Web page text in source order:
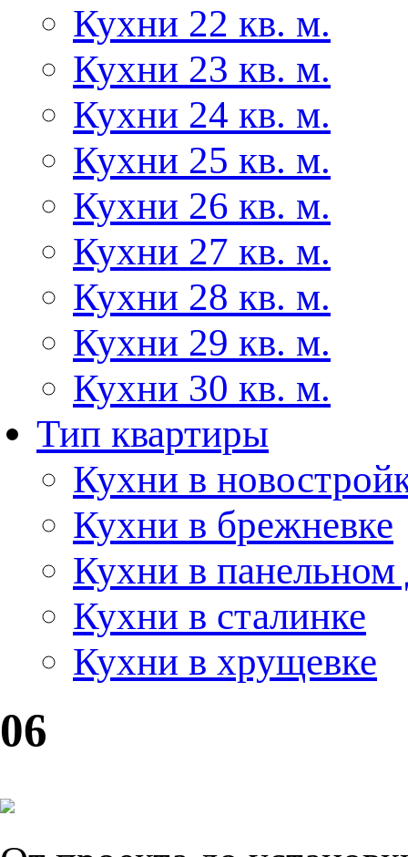
Кухни 22 кв. м.
Кухни 23 кв. м.
Кухни 24 кв. м.
Кухни 25 кв. м.
Кухни 26 кв. м.
Кухни 27 кв. м.
Кухни 28 кв. м.
Кухни 29 кв. м.
Кухни 30 кв. м.
Тип квартиры
Кухни в
Кухни в брежневке
Кухни в панельном
Кухни в сталинке
Кухни в хрущевке
06